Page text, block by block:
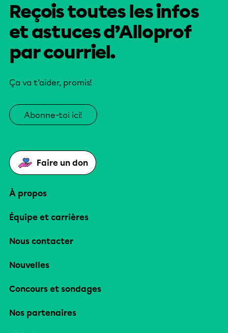
Reçois toutes les infos
et astuces d’Alloprof
par courriel.
Ça va t’aider, promis!
Abonne-toi ici!
Faire un don
À propos
Équipe et carrières
Nous contacter
Nouvelles
Concours et sondages
Nos partenaires